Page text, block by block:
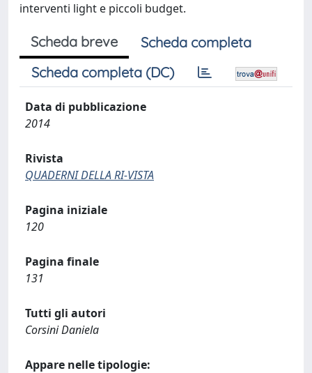
interventi light e piccoli budget.
Scheda breve
Scheda completa
Scheda completa (DC)
Data di pubblicazione
2014
Rivista
QUADERNI DELLA RI-VISTA
Pagina iniziale
120
Pagina finale
131
Tutti gli autori
Corsini Daniela
Appare nelle tipologie: